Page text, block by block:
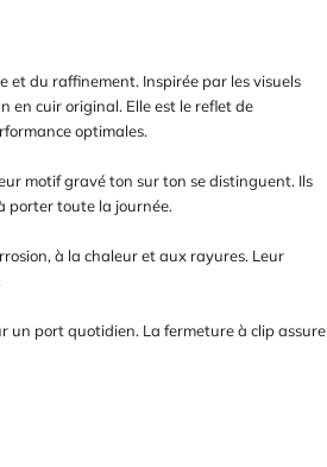
et du raffinement. Inspirée par les visuels
en cuir original. Elle est le reflet de
optimales.
motif gravé ton sur ton se distinguent. Ils
porter toute la journée.
à la chaleur et aux rayures. Leur
un port quotidien. La fermeture à clip assure